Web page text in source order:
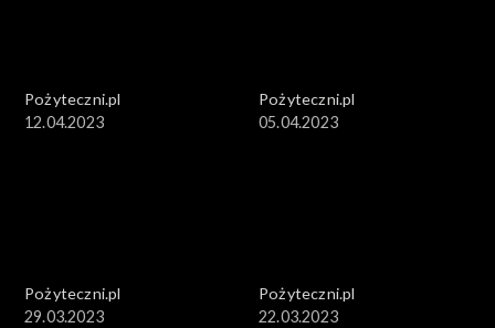
Pożyteczni.pl
12.04.2023
Pożyteczni.pl
05.04.2023
Pożyteczni.pl
29.03.2023
Pożyteczni.pl
22.03.2023